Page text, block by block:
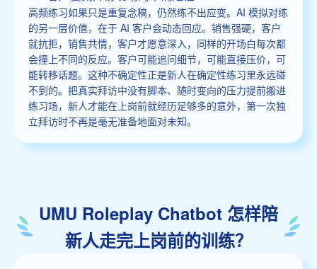
高频练习如果只是重复念稿，仍然练不出应变。AI 模拟对练
的另一层价值，在于 AI 客户会动态回应。销售强硬，客户
就抗拒，销售共情，客户才愿意深入，同样的开场白每次都
会撞上不同的反应。客户可能追问细节，可能直接压价，可
能转移话题。这种不确定性正是新人在确定性练习里永远碰
不到的。把真实拜访中没有脚本、随时变向的压力提前搬进
练习场，新人才能在上岗前就经历足够多的意外，第一次独
立拜访时不再是毫无准备地面对未知。
UMU Roleplay Chatbot 怎样陪
新人走完上岗前的训练？